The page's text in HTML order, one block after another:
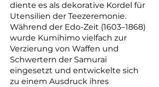
diente es als dekorative Kordel für
Utensilien der Teezeremonie.
Während der Edo-Zeit (1603–1868)
wurde Kumihimo vielfach zur
Verzierung von Waffen und
Schwertern der Samurai
eingesetzt und entwickelte sich
zu einem Ausdruck ihres